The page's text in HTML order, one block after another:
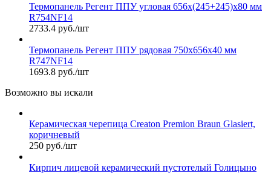
Термопанель Регент ППУ угловая 656х(245+245)х80 мм
R754NF14
2733.4 руб./шт
Термопанель Регент ППУ рядовая 750х656х40 мм
R747NF14
1693.8 руб./шт
Возможно вы искали
Керамическая черепица Сreaton Premion Braun Glasiert,
коричневый
250 руб./шт
Кирпич лицевой керамический пустотелый Голицыно